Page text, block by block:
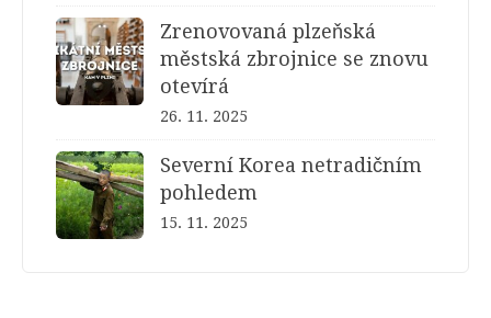
Zrenovovaná plzeňská
městská zbrojnice se znovu
otevírá
26. 11. 2025
Severní Korea netradičním
pohledem
15. 11. 2025